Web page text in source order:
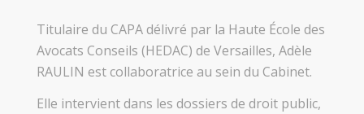
Titulaire du CAPA délivré par la Haute École des
Avocats Conseils (HEDAC) de Versailles, Adèle
RAULIN est collaboratrice au sein du Cabinet.
Elle intervient dans les dossiers de droit public,